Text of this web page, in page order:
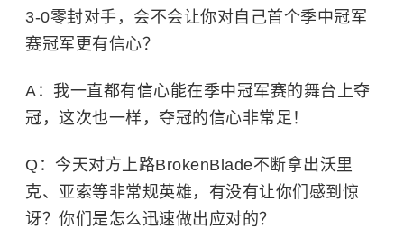
3-0零封对手，会不会让你对自己首个季中冠军
赛冠军更有信心？
A：我一直都有信心能在季中冠军赛的舞台上夺
冠，这次也一样，夺冠的信心非常足！
Q：今天对方上路BrokenBlade不断拿出沃里
克、亚索等非常规英雄，有没有让你们感到惊
讶？你们是怎么迅速做出应对的？